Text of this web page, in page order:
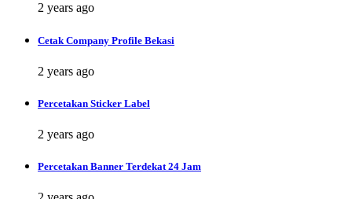
2 years ago
Cetak Company Profile Bekasi
2 years ago
Percetakan Sticker Label
2 years ago
Percetakan Banner Terdekat 24 Jam